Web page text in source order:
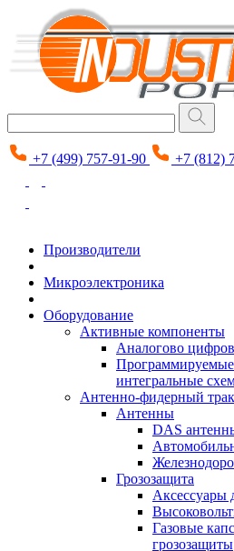
+7 (499) 757-91-90 +7 (812)
Производители
Микроэлектроника
Оборудование
Активные компоненты
Аналогово
Программируемые
интегральные
Антенно-фидерный
Антенны
DAS
Грозозащита
Аксессуары
Газовые
грозозащиты